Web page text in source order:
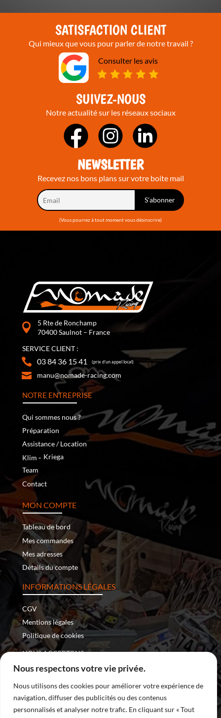
Nous respectons votre vie privée.
Nous utilisons des cookies pour améliorer votre expérience de
navigation, diffuser des publicités ou des contenus
personnalisés et analyser notre trafic. En cliquant sur « Tout
SATISFACTION CLIENT
Qui mieux que vous pour parler de notre travail ?
Consulter les avis
SUIVEZ-NOUS
Notre actualité sur les réseaux sociaux
NEWSLETTER
Recevez nos bons plans sur votre boite mail
(Vous pourrez à tout moment vous désinscrire)
5 Rte de Ronchamp
70400 Saulnot – France
SERVICE CLIENT :
03 84 36 15 41 (prix d’un appel local)
manu@nomade-racing.com
NOTRE ENTREPRISE
Qui sommes nous ?
Préparation
Assistance / Location
Klim ‐ Kriega
Team
Contact
MON COMPTE
Tableau de bord
Mes commandes
Mes adresses
Détails du compte
INFORMATIONS LÉGALES
CGV
Mentions légales
Politique de cookies
NOUS ACCEPTONS :
Copyright © 2026 – Nomade Racing | Tous droits réservés